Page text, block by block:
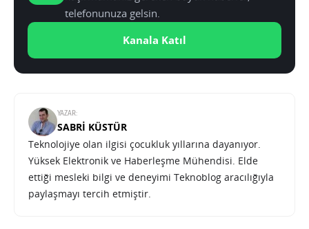
telefonunuza gelsin.
Kanala Katıl
YAZAR:
SABRI KÜSTÜR
Teknolojiye olan ilgisi çocukluk yıllarına dayanıyor.
Yüksek Elektronik ve Haberleşme Mühendisi. Elde
ettiği mesleki bilgi ve deneyimi Teknoblog aracılığıyla
paylaşmayı tercih etmiştir.